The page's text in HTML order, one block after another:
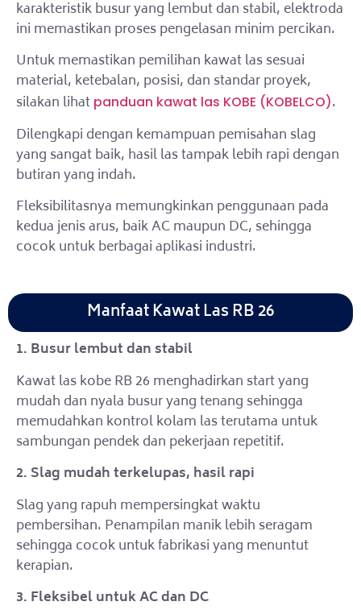
karakteristik busur yang lembut dan stabil, elektroda
ini memastikan proses pengelasan minim percikan.
Untuk memastikan pemilihan kawat las sesuai
material, ketebalan, posisi, dan standar proyek,
silakan lihat panduan kawat las KOBE (KOBELCO).
Dilengkapi dengan kemampuan pemisahan slag
yang sangat baik, hasil las tampak lebih rapi dengan
butiran yang indah.
Fleksibilitasnya memungkinkan penggunaan pada
kedua jenis arus, baik AC maupun DC, sehingga
cocok untuk berbagai aplikasi industri.
Manfaat Kawat Las RB 26
1. Busur lembut dan stabil
Kawat las kobe RB 26 menghadirkan start yang
mudah dan nyala busur yang tenang sehingga
memudahkan kontrol kolam las terutama untuk
sambungan pendek dan pekerjaan repetitif.
2. Slag mudah terkelupas, hasil rapi
Slag yang rapuh mempersingkat waktu
pembersihan. Penampilan manik lebih seragam
sehingga cocok untuk fabrikasi yang menuntut
kerapian.
3. Fleksibel untuk AC dan DC